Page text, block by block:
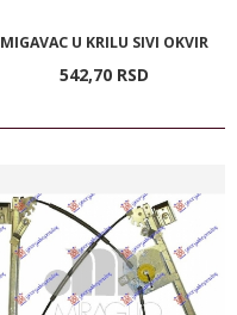
MIGAVAC U KRILU SIVI OKVIR
542,70 RSD